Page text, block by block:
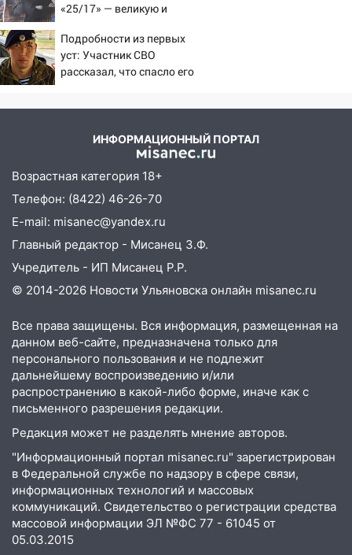
«25/17» — великую и
Подробности из первых
уст: Участник СВО
рассказал, что спасло его
ИНФОРМАЦИОННЫЙ ПОРТАЛ
Возрастная категория 18+
Телефон: (8422) 46-26-70
E-mail: misanec@yandex.ru
Главный редактор - Мисанец З.Ф.
Учредитель - ИП Мисанец Р.Р.
© 2014-2026 Новости Ульяновска онлайн misanec.ru
Все права защищены. Вся информация, размещенная на
данном веб-сайте, предназначена только для
персонального пользования и не подлежит
дальнейшему воспроизведению и/или
распространению в какой-либо форме, иначе как с
письменного разрешения редакции.
Редакция может не разделять мнение авторов.
"Информационный портал misanec.ru" зарегистрирован
в Федеральной службе по надзору в сфере связи,
информационных технологий и массовых
коммуникаций. Свидетельство о регистрации средства
массовой информации ЭЛ №ФС 77 - 61045 от
05.03.2015